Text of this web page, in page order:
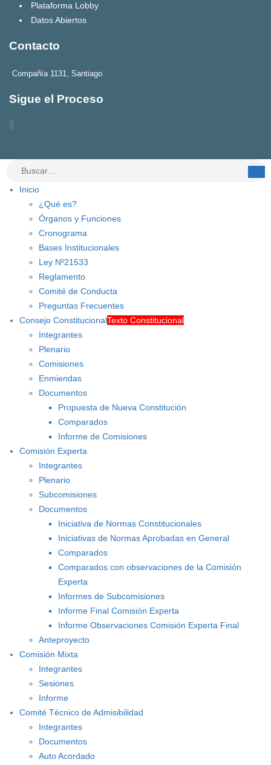
Plataforma Lobby
Datos Abiertos
Contacto
Compañía 1131, Santiago
Sigue el Proceso
Inicio
¿Qué es?
Órganos y Funciones
Cronograma
Bases Institucionales
Ley Nº21533
Reglamento
Comité de Conducta
Preguntas Frecuentes
Consejo ConstitucionalTexto Constitucional
Integrantes
Plenario
Comisiones
Enmiendas
Documentos
Propuesta de Nueva Constitución
Comparados
Informe de Comisiones
Comisión Experta
Integrantes
Plenario
Subcomisiones
Documentos
Iniciativa de Normas Constitucionales
Iniciativas de Normas Aprobadas en General
Comparados
Comparados con observaciones de la Comisión
Experta
Informes de Subcomisiones
Informe Final Comisión Experta
Informe Observaciones Comisión Experta Final
Anteproyecto
Comisión Mixta
Integrantes
Sesiones
Informe
Comité Técnico de Admisibilidad
Integrantes
Documentos
Auto Acordado